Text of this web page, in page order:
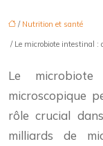
/ Nutrition et santé
/ Le microbiote intestinal :
Le microbiote
microscopique
rôle crucial
milliards de